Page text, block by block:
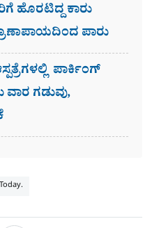
ಹೊರಟಿದ್ದ ಕಾರು
ಪಾರು
ಪಾರ್ಕಿಂಗ್​
ವಾರ ಗಡುವು,